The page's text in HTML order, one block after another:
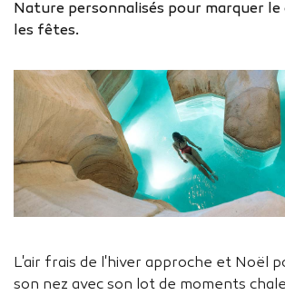
Nature personnalisés pour marquer
les fêtes.
L'air frais de l'hiver approche et Noël
son nez avec son lot de moments